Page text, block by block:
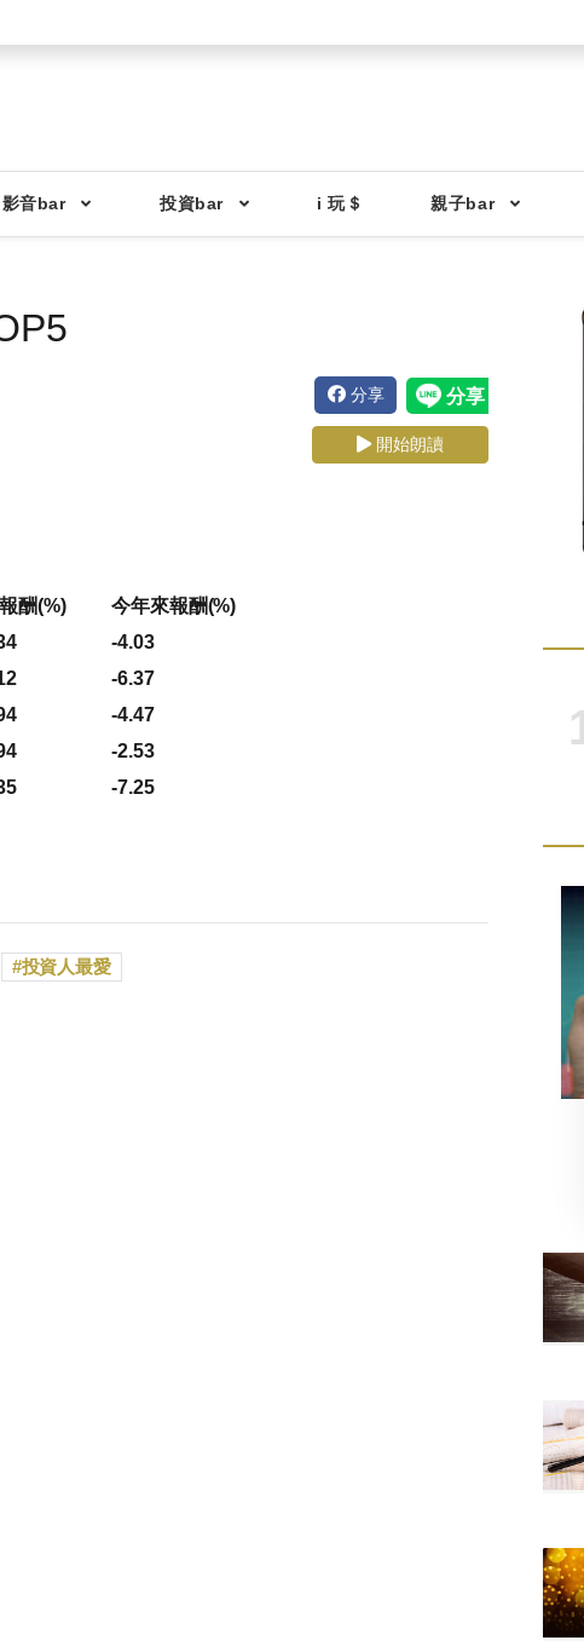
音bar 投資bar i 玩＄ 親子bar
分享
開始朗讀
酬(%)
今年來報酬(%)
-4.03
-6.37
-4.47
-2.53
-7.25
投資人最愛